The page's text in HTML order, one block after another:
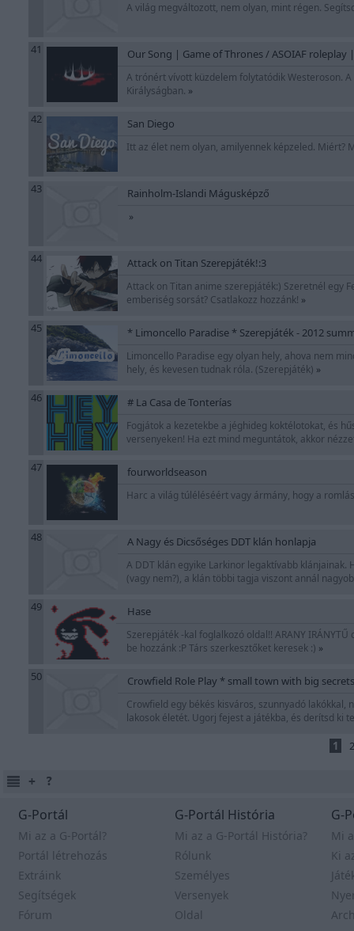
A világ megváltozott, nem olyan, mint régen.
41 Our Song | Game of Thrones / ASOIAF roleplay
A trónért vívott küzdelem folytatódik Westeroson.
Királyságban. »
42 San Diego
Itt az élet nem olyan, amilyennek képzeled. Miért?
43 Rainholm-Islandi Mágusképző
»
44 Attack on Titan Szerepjáték!:3
Attack on Titan anime szerepjáték:) Szeretnél egy
emberiség sorsát? Csatlakozz hozzánk! »
45 * Limoncello Paradise * Szerepjáték - 2012
Limoncello Paradise egy olyan hely, ahova nem
hely, és kevesen tudnak róla. (Szerepjáték) »
46 # La Casa de Tonterías
Fogjátok a kezetekbe a jéghideg koktélotokat, és
versenyeken! Ha ezt mind meguntátok, akkor
47 fourworldseason
Harc a világ túléléséért vagy ármány, hogy a
48 A Nagy és Dicsőséges DDT klán honlapja
A DDT klán egyike Larkinor legaktívabb
(vagy nem?), a klán többi tagja viszont annál
49 Hase
Szerepjáték -kal foglalkozó oldal!! ARANY
be hozzánk :P Társ szerkesztőket keresek :) »
50 Crowfield Role Play * small town with big secrets
Crowfield egy békés kisváros, szunnyadó
lakosok életét. Ugorj fejest a játékba, és derítsd ki
1 2
G-Portál
Mi az a G-Portál?
Portál létrehozás
Extráink
Segítségek
Fórum
G-Portál História
Mi az a G-Portál História?
Rólunk
Személyes
Versenyek
Oldal
G-
Mi
Ki